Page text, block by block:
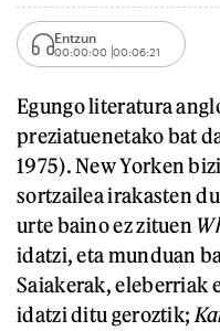
Entzun
00:00:00 00:06:21
Egungo literatura
preziatuenetako bat
1975). New Yorken
sortzailea irakasten
urte baino ez zituen
idatzi, eta munduan
Saiakerak, eleberriak
idatzi ditu geroztik;